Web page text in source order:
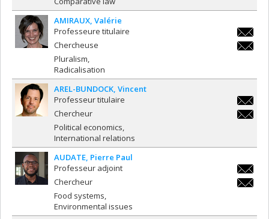
AMIRAUX Valérie
Professeure titulaire
Chercheuse
Pluralism
Radicalisation
AREL-BUNDOCK Vincent
Professeur titulaire
Chercheur
Political economics
International relations
AUDATE Pierre Paul
Professeur adjoint
Chercheur
Food systems
Environmental issues